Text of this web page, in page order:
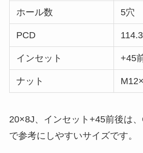
ホール数 5穴
PCD 114.3
インセット +45
ナット
20×8J、インセット+45前後は
で参考にしやすいサイズです。